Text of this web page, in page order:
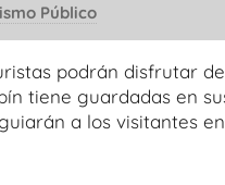
Público
podrán disfrutar
tiene guardadas en
a los visitantes